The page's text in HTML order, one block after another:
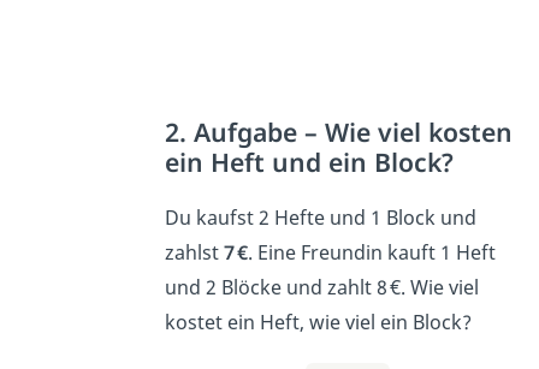
2. Aufgabe – Wie viel kosten
ein Heft und ein Block?
Du kaufst 2 Hefte und 1 Block und
zahlst7 €. Eine Freundin kauft 1 Heft
und 2 Blöcke und zahlt 8 €. Wie viel
kostet ein Heft, wie viel ein Block?